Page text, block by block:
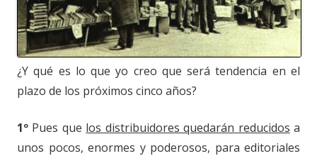
¿Y qué es lo que yo creo que será tendencia en el
plazo de los próximos cinco años?
1º Pues que los distribuidores quedarán reducidos a
unos pocos, enormes y poderosos, para editoriales